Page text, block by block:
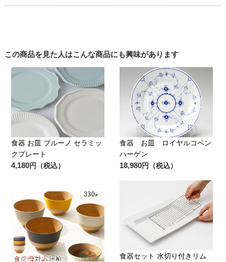
この商品を見た人はこんな商品にも興味があります
食器 お皿 ブルーノ セラミッ
クプレート
4,180円（税込）
食器 お皿 ロイヤルコペン
ハーゲン
18,980円（税込）
食器セット 水切り付きリム